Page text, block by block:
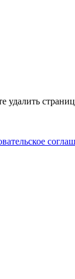
удалить